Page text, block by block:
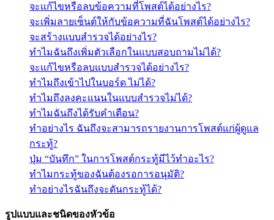
จะแก้ไขหรือลบข้อความที่โพสต์ได้อย่างไร?
จะเพิ่มลายเซ็นต์ให้กับข้อความที่ฉันโพสต์ได้อย่างไร?
จะสร้างแบบสำรวจได้อย่างไร?
ทำไมฉันถึงเพิ่มตัวเลือกในแบบสอบถามไม่ได้?
จะแก้ไขหรือลบแบบสำรวจได้อย่างไร?
ทำไมถึงเข้าไปในบอร์ด ไม่ได้?
ทำไมถึงลงคะแนนในแบบสำรวจไม่ได้?
ทำไมฉันถึงได้รับคำเตือน?
ทำอย่างไร ฉันถึงจะสามารถรายงานการโพสต์แก่ผู้ดูแล
กระทู้?
ปุ่ม “บันทึก” ในการโพสต์กระทู้มีไว้ทำอะไร?
ทำไมกระทู้ของฉันต้องรอการอนุมัติ?
ทำอย่างไรฉันถึงจะดันกระทู้ได้?
รูปแบบและชนิดของหัวข้อ